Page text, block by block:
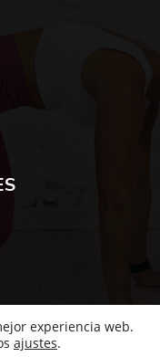
experiencia web.
ajustes.